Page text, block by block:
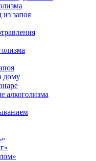
запоя
дому
алкоголизма